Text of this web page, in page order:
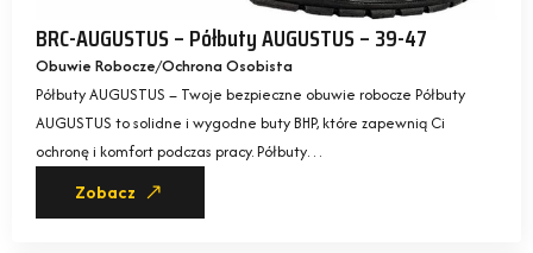
BRC-AUGUSTUS – Półbuty AUGUSTUS – 39-47
Obuwie Robocze Ochrona Osobista
Półbuty AUGUSTUS – Twoje bezpieczne obuwie robocze Półbuty
AUGUSTUS to solidne i wygodne buty BHP, które zapewnią Ci
ochronę i komfort podczas pracy. Półbuty…
Zobacz